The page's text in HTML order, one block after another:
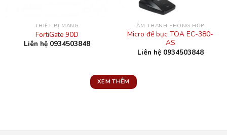
THIẾT BỊ MẠNG
FortiGate 90D
Liên hệ 0934503848
ÂM THANH PHÒNG HỌP
Micro để bục TOA EC-380-
AS
Liên hệ 0934503848
XEM THÊM